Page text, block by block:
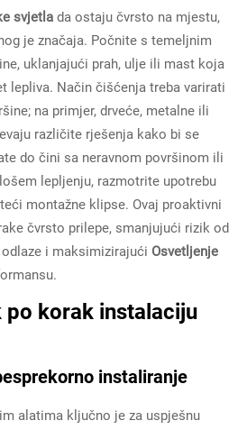
svjetla da ostaju čvrsto na mjestu,
je značaja. Počnite s temeljnim
uklanjajući prah, ulje ili mast koja
lepliva. Način čišćenja treba varirati
na primjer, drveće, metalne ili
različite rješenja kako bi se
do čini sa neravnom površinom ili
lepljenju, razmotrite upotrebu
montažne klipse. Ovaj proaktivni
čvrsto prilepe, smanjujući rizik od
i maksimizirajući Osvetljenje
po korak instalaciju
instaliranje
alatima ključno je za uspješnu